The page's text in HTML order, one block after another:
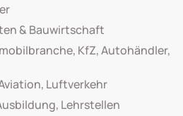
& Bauwirtschaft
KfZ, Autohändler,
Luftverkehr
Lehrstellen